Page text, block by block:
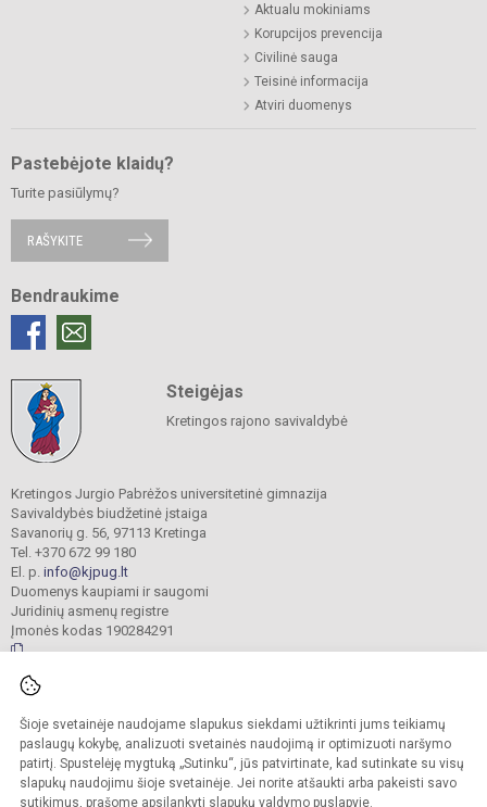
Šioje svetainėje naudojame slapukus siekdami užtikrinti jums teikiamų
paslaugų kokybę, analizuoti svetainės naudojimą ir optimizuoti naršymo
patirtį. Spustelėję mygtuką „Sutinku“, jūs patvirtinate, kad sutinkate su visų
slapukų naudojimu šioje svetainėje. Jei norite atšaukti arba pakeisti savo
sutikimus, prašome apsilankyti slapukų valdymo puslapyje.
Aktualu mokiniams
Korupcijos prevencija
Civilinė sauga
Teisinė informacija
Atviri duomenys
Pastebėjote klaidų?
Turite pasiūlymų?
RAŠYKITE
Bendraukime
Steigėjas
Kretingos rajono savivaldybė
Kretingos Jurgio Pabrėžos universitetinė gimnazija
Savivaldybės biudžetinė įstaiga
Savanorių g. 56, 97113 Kretinga
Tel. +370 672 99 180
El. p. info@kjpug.lt
Duomenys kaupiami ir saugomi
Juridinių asmenų registre
Įmonės kodas 190284291
saugomos.
Kopijuoti turinį be raštiško gimnazijos sutikimo griežtai draudžiama.
Versija neįgaliesiems Slapukų valdymas